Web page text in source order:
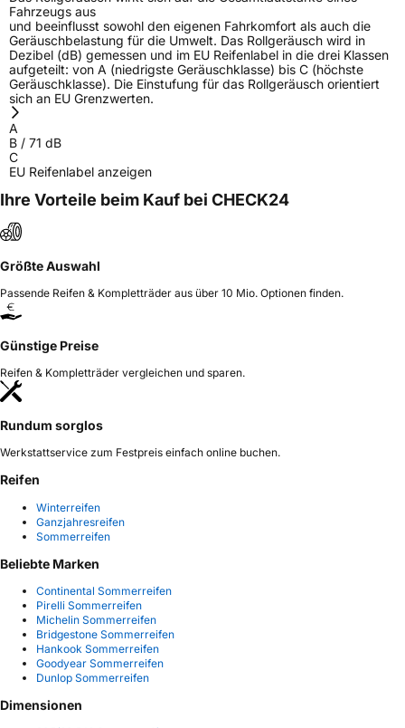
Fahrzeugs aus
und beeinflusst sowohl den eigenen Fahrkomfort als auch die
Geräuschbelastung für die Umwelt. Das Rollgeräusch wird in
Dezibel (dB) gemessen und im EU Reifenlabel in die drei Klassen
aufgeteilt: von A (niedrigste Geräuschklasse) bis C (höchste
Geräuschklasse). Die Einstufung für das Rollgeräusch orientiert
sich an EU Grenzwerten.
A
B / 71 dB
C
EU Reifenlabel anzeigen
Ihre Vorteile beim Kauf bei CHECK24
Größte Auswahl
Passende Reifen & Kompletträder aus über 10 Mio. Optionen finden.
Günstige Preise
Reifen & Kompletträder vergleichen und sparen.
Rundum sorglos
Werkstattservice zum Festpreis einfach online buchen.
Reifen
Winterreifen
Ganzjahresreifen
Sommerreifen
Beliebte Marken
Continental Sommerreifen
Pirelli Sommerreifen
Michelin Sommerreifen
Bridgestone Sommerreifen
Hankook Sommerreifen
Goodyear Sommerreifen
Dunlop Sommerreifen
Dimensionen